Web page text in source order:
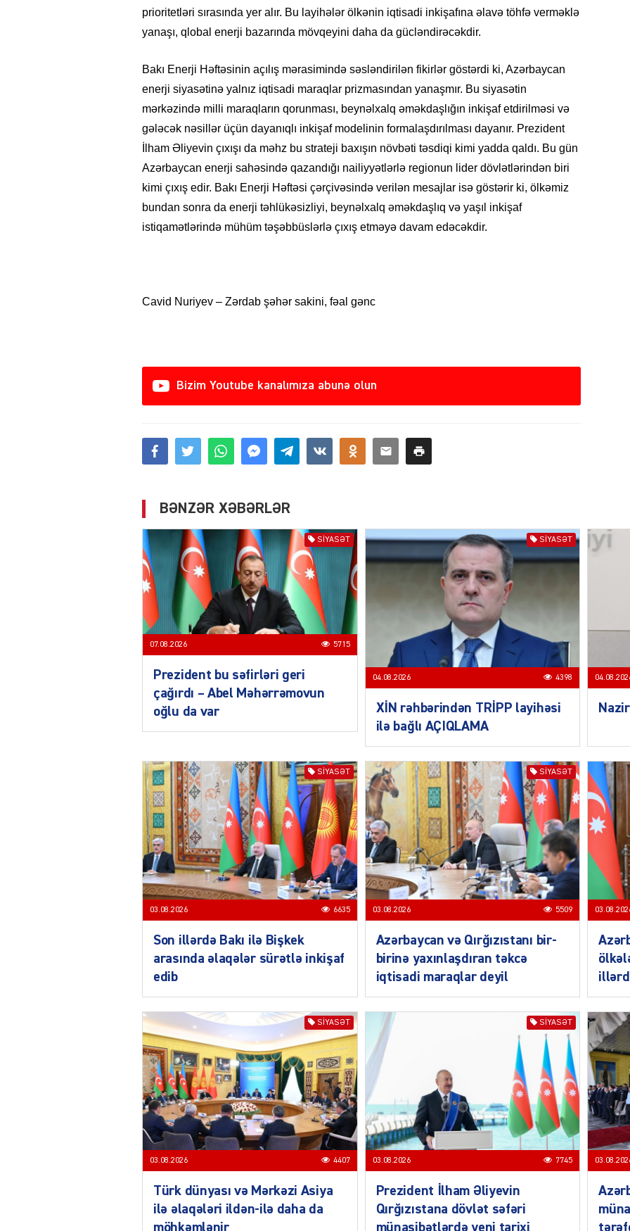
prioritetləri sırasında yer alır. Bu layihələr ölkənin iqtisadi inkişafına əlavə töhfə verməklə
yanaşı, qlobal enerji bazarında mövqeyini daha da gücləndirəcəkdir.
Bakı Enerji Həftəsinin açılış mərasimində səsləndirilən fikirlər göstərdi ki, Azərbaycan
enerji siyasətinə yalnız iqtisadi maraqlar prizmasından yanaşmır. Bu siyasətin
mərkəzində milli maraqların qorunması, beynəlxalq əməkdaşlığın inkişaf etdirilməsi və
gələcək nəsillər üçün dayanıqlı inkişaf modelinin formalaşdırılması dayanır. Prezident
İlham Əliyevin çıxışı da məhz bu strateji baxışın növbəti təsdiqi kimi yadda qaldı. Bu gün
Azərbaycan enerji sahəsində qazandığı nailiyyətlərlə regionun lider dövlətlərindən biri
kimi çıxış edir. Bakı Enerji Həftəsi çərçivəsində verilən mesajlar isə göstərir ki, ölkəmiz
bundan sonra da enerji təhlükəsizliyi, beynəlxalq əməkdaşlıq və yaşıl inkişaf
istiqamətlərində mühüm təşəbbüslərlə çıxış etməyə davam edəcəkdir.
Cavid Nuriyev – Zərdab şəhər sakini, fəal gənc
Bizim Youtube kanalımıza abunə olun
BƏNZƏR XƏBƏRLƏR
SIYASƏT
07.08.2026 5715
Prezident bu səfirləri geri
çağırdı – Abel Məhərrəmovun
oğlu da var
SIYASƏT
04.08.2026 4398
XİN rəhbərindən TRİPP layihəsi
ilə bağlı AÇIQLAMA
SIYASƏT
03.08.2026 6635
Son illərdə Bakı ilə Bişkek
arasında əlaqələr sürətlə inkişaf
edib
SIYASƏT
03.08.2026 5509
Azərbaycan və Qırğızıstanı bir-
birinə yaxınlaşdıran təkcə
iqtisadi maraqlar deyil
SIYASƏT
03.08.2026 4407
Türk dünyası və Mərkəzi Asiya
ilə əlaqələri ildən-ilə daha da
möhkəmlənir
SIYASƏT
03.08.2026 7745
Prezident İlham Əliyevin
Qırğızıstana dövlət səfəri
münasibətlərdə yeni tarixi